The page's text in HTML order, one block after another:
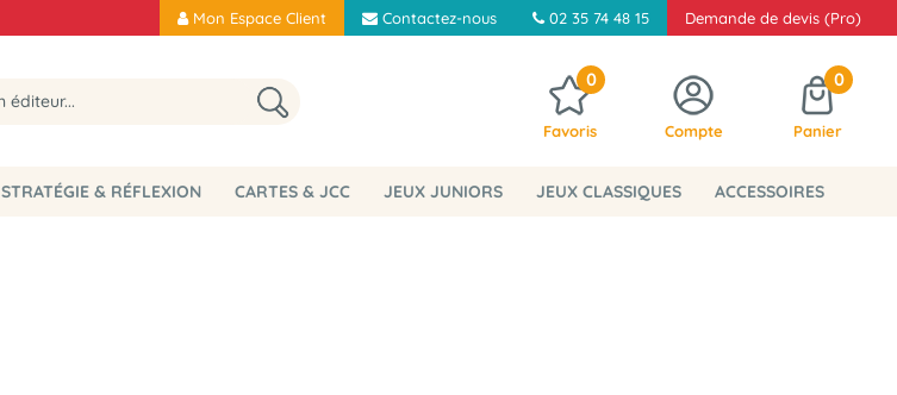
Mon Espace Client Contactez-nous 02 35 74 48 15 Demande de devis (Pro)
0
Favoris Compte
0
Panier
STRATÉGIE & RÉFLEXION CARTES & JCC JEUX JUNIORS JEUX CLASSIQUES ACCESSOIRES